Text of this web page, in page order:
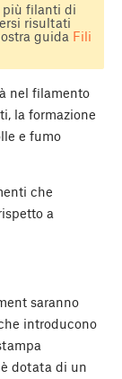
più filanti di
risultati
guida Fili
nel filamento
la formazione
e fumo
che
a
saranno
introducono
dotata di un